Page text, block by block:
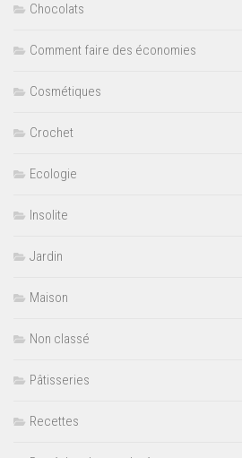
Chocolats
Comment faire des économies
Cosmétiques
Crochet
Ecologie
Insolite
Jardin
Maison
Non classé
Pâtisseries
Recettes